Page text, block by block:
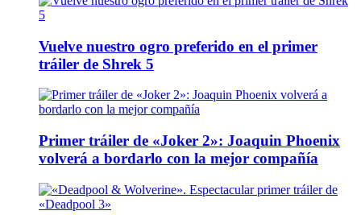
Vuelve nuestro ogro preferido en el primer
tráiler de Shrek 5
Primer tráiler de «Joker 2»: Joaquin Phoenix
volverá a bordarlo con la mejor compañía